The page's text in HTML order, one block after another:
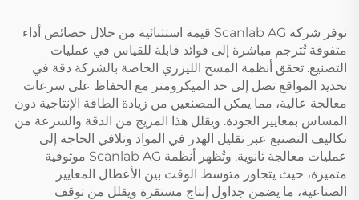
توفر شركة Scanlab AG قيمة استثنائية من خلال خصائص أداء
متفوقة تُترجم مباشرة إلى فوائد قابلة للقياس في عمليات
التصنيع. تحقق أنظمة المسح الليزري الخاصة بالشركة دقة في
تحديد المواقع تصل إلى حد الميكرومتر مع الحفاظ على سرعات
معالجة عالية، مما يمكن المصنعين من زيادة الطاقة الإنتاجية دون
المساس بمعايير الجودة. ويقلل هذا المزيج من الدقة والسرعة من
تكاليف التصنيع عبر تقليل الهدر في المواد وتلافي الحاجة إلى
عمليات معالجة ثانوية. وتُظهر أنظمة Scanlab AG موثوقية
متميزة، حيث يتجاوز متوسط الوقت بين الأعطال المعايير
الصناعية، ما يضمن جداول إنتاج مستقرة ويقلل من توقف